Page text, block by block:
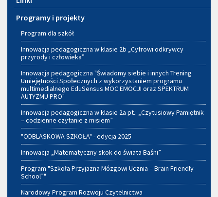
Programy i projekty
Program dla szkół
Innowacja pedagogiczna w klasie 2b „Cyfrowi odkrywcy
przyrody i człowieka”
Innowacja pedagogiczna "Świadomy siebie i innych Trening
Umiejętności Społecznych z wykorzystaniem programu
multimedialnego EduSensus MOC EMOCJI oraz SPEKTRUM
AUTYZMU PRO"
Innowacja pedagogiczna w klasie 2a pt.: „Czytusiowy Pamiętnik
– codzienne czytanie z misiem”
"ODBLASKOWA SZKOŁA" - edycja 2025
Innowacja „Matematyczny skok do świata Baśni”
Program "Szkoła Przyjazna Mózgowi Ucznia – Brain Friendly
School”"
Narodowy Program Rozwoju Czytelnictwa